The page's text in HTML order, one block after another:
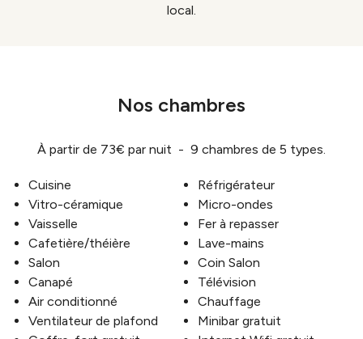
local.
Nos chambres
À partir de 73€ par nuit - 9 chambres de 5 types.
Cuisine
Réfrigérateur
Vitro-céramique
Micro-ondes
Vaisselle
Fer à repasser
Cafetière/théière
Lave-mains
Salon
Coin Salon
Canapé
Télévision
Air conditionné
Chauffage
Ventilateur de plafond
Minibar gratuit